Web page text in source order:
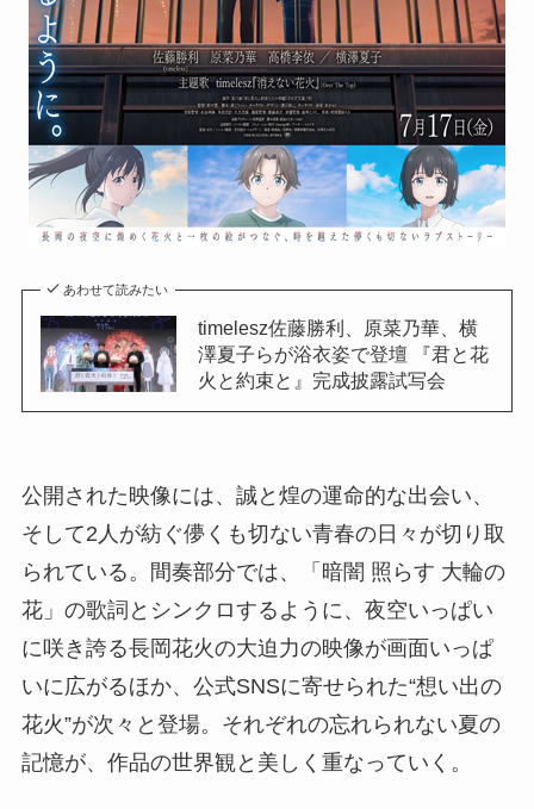
あわせて読みたい
timelesz佐藤勝利、原菜乃華、横
澤夏子らが浴衣姿で登壇 『君と花
火と約束と』完成披露試写会
公開された映像には、誠と煌の運命的な出会い、
そして2人が紡ぐ儚くも切ない青春の日々が切り取
られている。間奏部分では、「暗闇 照らす 大輪の
花」の歌詞とシンクロするように、夜空いっぱい
に咲き誇る長岡花火の大迫力の映像が画面いっぱ
いに広がるほか、公式SNSに寄せられた“想い出の
花火”が次々と登場。それぞれの忘れられない夏の
記憶が、作品の世界観と美しく重なっていく。